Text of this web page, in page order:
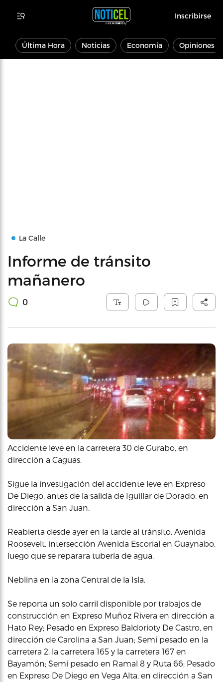
Inscribirse
Última Hora Noticias Economía Opiniones
La Calle
Informe de tránsito
mañanero
0
Accidente leve en la carretera 30 de Gurabo, en
dirección a Caguas.
Sigue la investigación del accidente leve en Expreso
De Diego, antes de la salida de Iguillar de Dorado, en
dirección a San Juan.
Reabierta desde ayer en la tarde al tránsito, Avenida
Roosevelt, intersección Avenida Escorial en Guaynabo,
luego que se reparara tubería de agua.
Neblina en la zona Central de la Isla.
Se reporta un solo carril disponible por trabajos de
construcción en Expreso Muñoz Rivera en dirección a
Hato Rey; Pesado en Expreso Baldorioty De Castro, en
dirección de Carolina a San Juan; Semi pesado en la
carretera 2, la carretera 165 y la carretera 167 en
Bayamón; Semi pesado en Ramal 8 y Ruta 66; Pesado
en Expreso De Diego en Vega Alta, en dirección a San